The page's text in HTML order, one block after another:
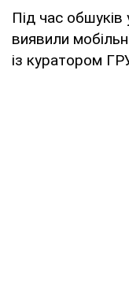
Під час
виявили
із куратором